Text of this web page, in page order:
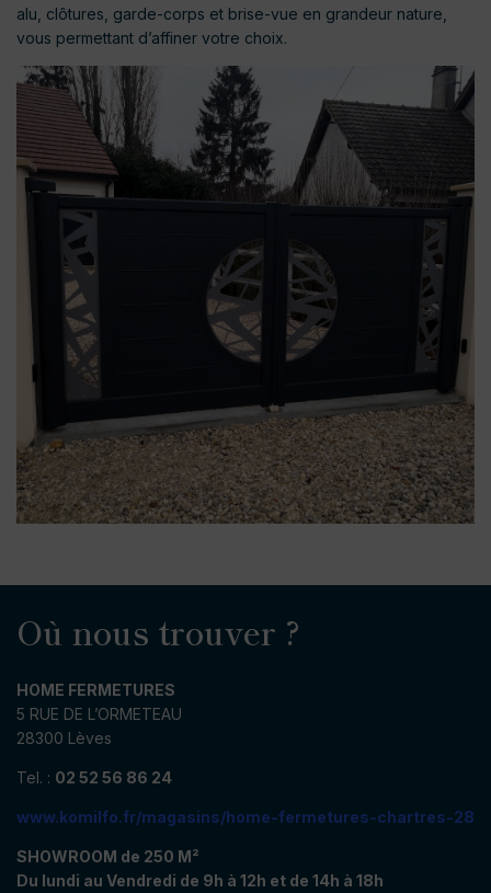
alu, clôtures, garde-corps et brise-vue en grandeur nature,
vous permettant d’affiner votre choix.
Où nous trouver ?
HOME FERMETURES
5 RUE DE L’ORMETEAU
28300 Lèves
Tel. : 02 52 56 86 24
www.komilfo.fr/magasins/home-fermetures-chartres-28
SHOWROOM de 250 M²
Du lundi au Vendredi de 9h à 12h et de 14h à 18h